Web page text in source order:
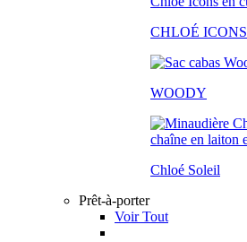
CHLOÉ ICONS
WOODY
Chloé Soleil
Prêt-à-porter
Voir Tout